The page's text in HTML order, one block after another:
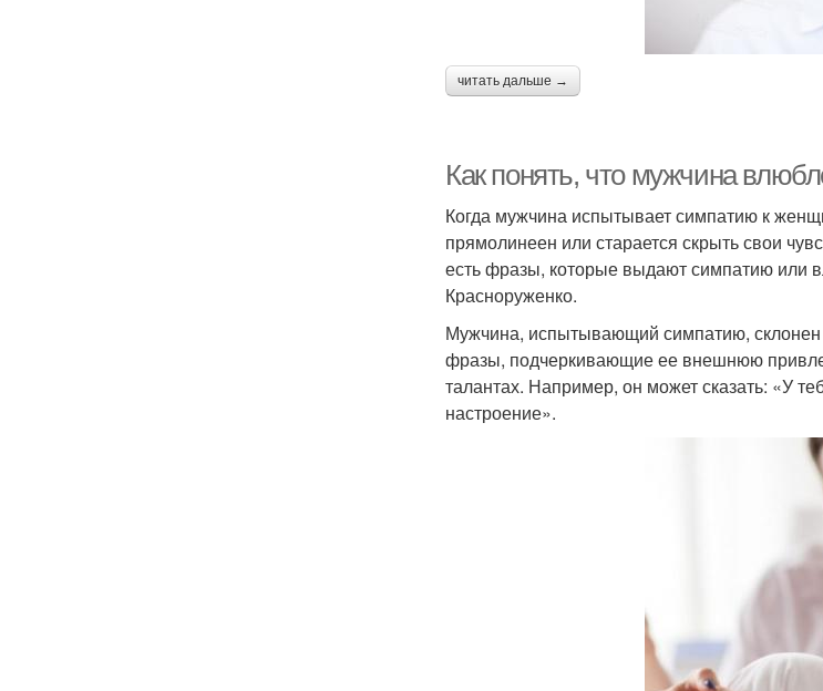
читать дальше →
Как понять, что мужчина
Когда мужчина испытывает симпатию к
прямолинеен или старается скрыть свои
есть фразы, которые выдают симпатию или
Красноруженко.
Мужчина, испытывающий симпатию, склонен
фразы, подчеркивающие ее внешнюю
талантах. Например, он может сказать: «У
настроение».